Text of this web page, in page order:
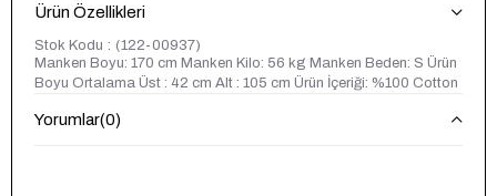
Ürün Özellikleri
Stok Kodu
(122-00937)
Manken Boyu: 170 cm Manken Kilo: 56 kg Manken Beden: S Ürün
Boyu Ortalama Üst : 42 cm Alt : 105 cm Ürün İçeriği: %100 Cotton
Yorumlar(0)